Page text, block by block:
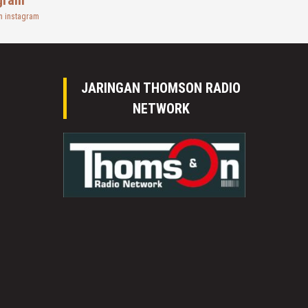
instagram
JARINGAN THOMSON RADIO
NETWORK